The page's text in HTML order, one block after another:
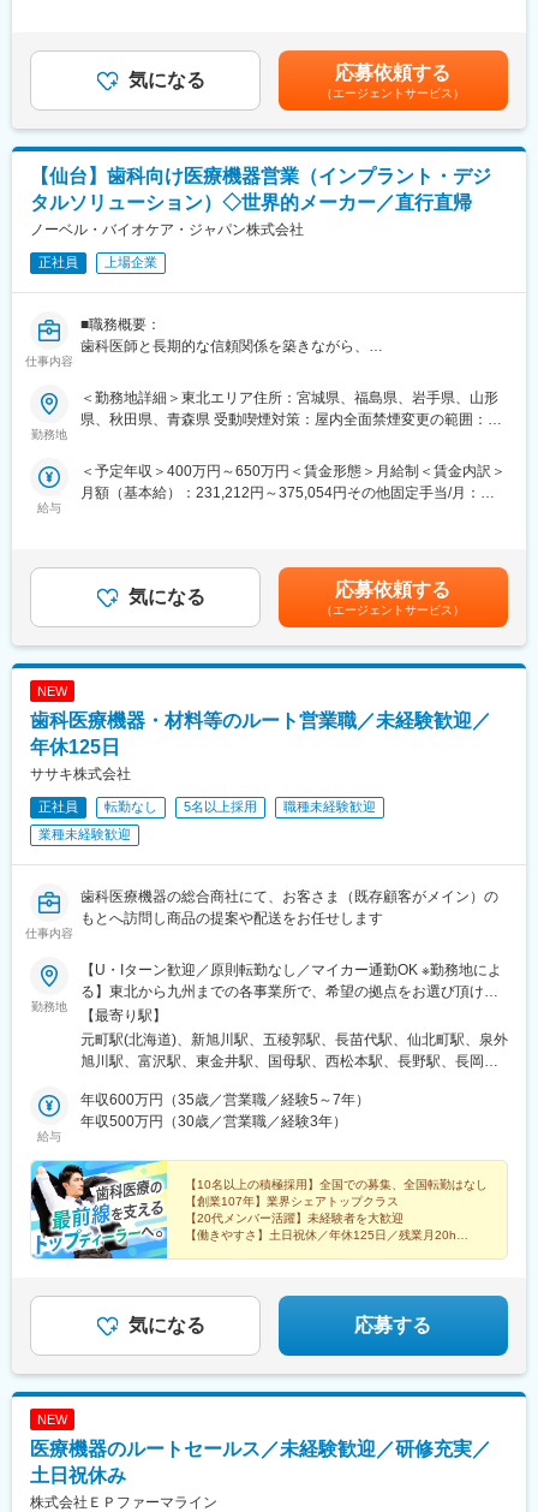
■当社について：
当社は富士通パートナーとして特に秋田・青森・岩手で特に高い
シェアを誇り、業界としてもニーズが増え続けている成長産業で
当社システムや全国2,500軒の調剤薬局で使用されています。
当社では医療システム（電子カルテ、医療事務システムなど）、
介護システム、歯科医院向けのシステムなどの販社として、ヘル
スケア領域におけるITシステム導入での地域貢献を行っておりま
す。
また自社開発製品である調剤薬局向けシステム「ElixirS」は、代
理店を通じて全国の調剤薬局に導入されております。
変更の範囲：会社の定める業務
掛ける同社にてシステム導入時のサポート職（インストラクタ
ー）として業務をご担当いただきます。
■業務詳細
具体的には下記の業務をご担当いただきます。
・システム導入時のサポート業務
・お客様問い合わせの応対
・営業同行（システム導入時の製品概要、操作説明）
・診療報酬改定など法令改正時のシステム変更
の企業を持つ事は無く、事業所のインストラクター全体で顧客の
サポートを行います。
していただきます。
せん。事業所全体で顧客のサポートを行い、協力して業務を遂行
します。入社後はOJTを中心に、マニュアルを活用しながら、ITの
す。
■研修について
同社のインストラクター職は扱うサービスの領域が調剤・医科・
歯科・介護と複数にまたがっているため、取扱製品の知識を満遍
なく身に着けるために拠点間で移動しながらの研修を行います
（研修の実例）※各プログラムは1~2カ月程度で行われます。場所
や期間は変更の可能性があります。（計6か月程度）
（1）
場所：秋田本社
内容：電話対応、システムの基本操作、保険料算定の基礎知識の
習得、サーバ、周辺機器のキッティング
（2）
場所：東京支店
内容：（1）に加えて、PCのセットアップ、先輩同行でのシステ
ム導入作業
内容：（1）（2）に加えて、保守作業の訪問同行、オプション機
能のセットアップ、帳票入力の設定
変更の範囲：会社の定める業務
までも目安の金額であり、選考を通じて上下する可能性がありま
す。月給(月額)は固定手当を含めた表記です。
気になる 応募依頼する
（エージェントサービス）
【仙台】歯科向け医療機器営業（インプラント・デジ
タルソリューション）◇世界的メーカー／直行直帰
ノーベル・バイオケア・ジャパン株式会社
正社員 上場企業
仕事内容
■職務概要：
歯科医師と長期的な信頼関係を築きながら、
治療の質と医院経営の向上に貢献する直販スタイルの営業職で
す。
■職務詳細：
１．歯科医師・歯科技工士への提案営業
製品の適切な使用方法、新しい治療手法や症例情報の提供
新規顧客の開拓および既存顧客との関係構築
２．担当エリアの営業計画・目標管理
会社・部門方針に基づいた担当エリアの営業計画策定
売上目標（売上金額、数量等）の達成
歯科医師、歯科技工士などを対象とする製品説明会、勉強会の開
催
３．市場・顧客情報の収集と共有
担当地域の市場動向、病院・クリニックの情報、顧客ニーズの収
集
医院・医師情報の管理・更新
クレーム発生時の一次対応および関係部門への共有
【働き方・社内連携】
上司への報告・相談を行いながら、裁量をもって活動
日報・週報、顧客情報の登録・管理
会社から、社用車を貸与
【学習・成長環境】
医療・歯科分野未経験の方でも、段階的に専門知識を習得可能
ノーベルバイオケアはインプラントを用いた革新的な歯科修復ソ
リューションの分野における世界的なリーディング・カンパニー
です。
歯科医療の専業会社エンビスタ・ホールディングス・コーポレー
（イメージング製品のDEXIS、歯科材料のKerr、歯科矯正用製品
のOrmco）とも連携しながら、高品質で革新的な製品を提供し、
歯科専門職のパートナーとして、その先にいらっしゃる患者さま
変更の範囲：会社の定める業務
勤務地
＜勤務地詳細＞東北エリア住所：宮城県、福島県、岩手県、山形
県、秋田県、青森県 受動喫煙対策：屋内全面禁煙変更の範囲：会
給与
＜予定年収＞400万円～650万円＜賃金形態＞月給制＜賃金内訳＞
月額（基本給）：231,212円～375,054円その他固定手当/月：
月に支給※ターゲット額：72万円～117万円（未経験者の場合、40
万円～65万円）※固定残業（55時間）込みとなります。賃金はあ
くまでも目安の金額であり、選考を通じて上下する可能性があり
ます。月給(月額)は固定手当を含めた表記です。
気になる 応募依頼する
（エージェントサービス）
NEW
歯科医療機器・材料等のルート営業職／未経験歓迎／
年休125日
ササキ株式会社
正社員 転勤なし 5名以上採用
職種未経験歓迎
業種未経験歓迎
仕事内容
歯科医療機器の総合商社にて、お客さま（既存顧客がメイン）の
もとへ訪問し商品の提案や配送をお任せします
勤務地
【U・Iターン歓迎／原則転勤なし／マイカー通勤OK ※勤務地によ
る】東北から九州までの各事業所で、希望の拠点をお選び頂けま
す！＜北海道エリア＞■札幌支店■旭川店■函館店＜東北エリア＞■
八戸店■盛岡支店■秋田店■仙台支店■山形営業所＜北陸エリア＞■
甲府支店■松本支店■長野店■長岡店＜首都圏エリア＞■東京支店■
玉鴻巣店■厚木支店■横浜支店■高崎営業所■情報機器開発営業部
（八王子支店内）＜東海エリア＞■岡崎支店■浜松支店■岐阜支店■
路店＜九州エリア＞■鹿児島支店■熊本店■沖縄店【本社】〒440-
8518 愛知県豊橋市八町通5-7☆豊橋駅より豊橋鉄道市内線乗車
『豊橋公園前下車』徒歩5分※敷地内喫煙可能場所あり
【最寄り駅】
元町駅(北海道)、新旭川駅、五稜郭駅、長苗代駅、仙北町駅、泉外
旭川駅、富沢駅、東金井駅、国母駅、西松本駅、長野駅、長岡
葉キャンパス駅、北与野駅、鴻巣駅、本厚木駅、伊勢佐木長者町
駅、高崎駅、京王八王子駅、美合駅、助信駅、西岐阜駅、久居
駅、神水交差点駅、美栄橋駅、日の出駅(東京都)、湯島駅、石川町
駅、八王子駅、ドーム前千代崎駅、騎射場駅、健軍校前駅、御茶
ノ水駅、関内駅、九条駅(大阪府)、二中通駅、八丁馬場駅
給与
年収600万円（35歳／営業職／経験5～7年）
年収500万円（30歳／営業職／経験3年）
【10名以上の積極採用】全国での募集、全国転勤はなし
【創業107年】業界シェアトップクラス
【20代メンバー活躍】未経験者を大歓迎
【働きやすさ】土日祝休／年休125日／残業月20h
気になる 応募する
NEW
医療機器のルートセールス／未経験歓迎／研修充実／
土日祝休み
株式会社ＥＰファーマライン